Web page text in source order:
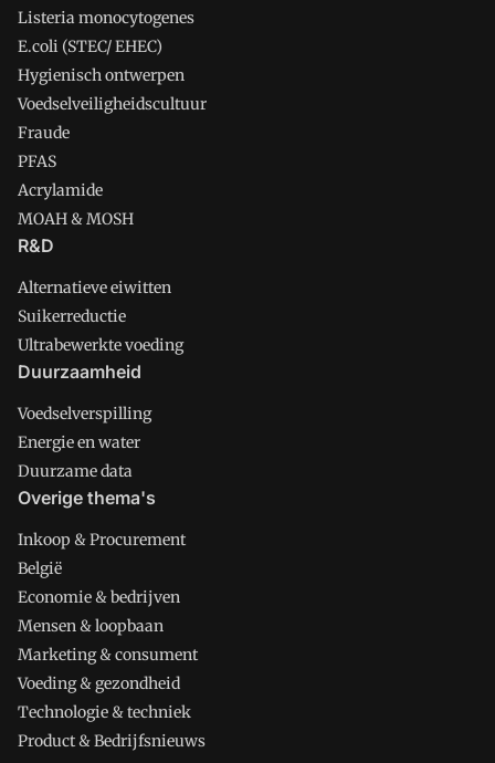
Listeria monocytogenes
E.coli (STEC/ EHEC)
Hygienisch ontwerpen
Voedselveiligheidscultuur
Fraude
PFAS
Acrylamide
MOAH & MOSH
R&D
Alternatieve eiwitten
Suikerreductie
Ultrabewerkte voeding
Duurzaamheid
Voedselverspilling
Energie en water
Duurzame data
Overige thema's
Inkoop & Procurement
België
Economie & bedrijven
Mensen & loopbaan
Marketing & consument
Voeding & gezondheid
Technologie & techniek
Product & Bedrijfsnieuws